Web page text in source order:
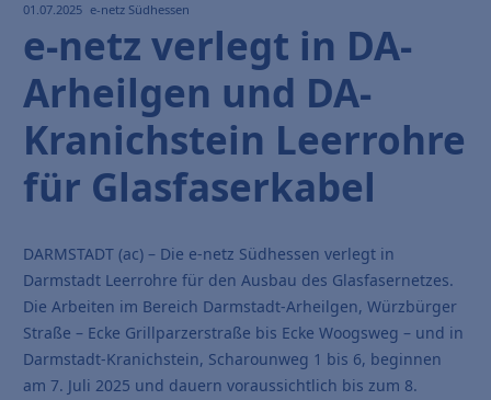
01.07.2025 e-netz Südhessen
e-netz verlegt in DA-
Arheilgen und DA-
Kranichstein Leerrohre
für Glasfaserkabel
DARMSTADT (ac) – Die e-netz Südhessen verlegt in
Darmstadt Leerrohre für den Ausbau des Glasfasernetzes.
Die Arbeiten im Bereich Darmstadt-Arheilgen, Würzbürger
Straße – Ecke Grillparzerstraße bis Ecke Woogsweg – und in
Darmstadt-Kranichstein, Scharounweg 1 bis 6, beginnen
am 7. Juli 2025 und dauern voraussichtlich bis zum 8.